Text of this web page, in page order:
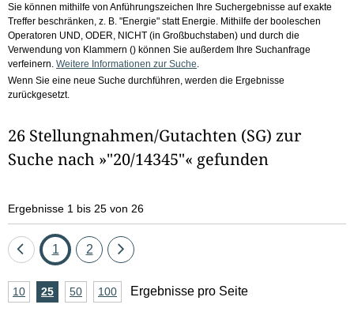
Sie können mithilfe von Anführungszeichen Ihre Suchergebnisse auf exakte
Treffer beschränken, z. B. "Energie" statt Energie. Mithilfe der booleschen
Operatoren UND, ODER, NICHT (in Großbuchstaben) und durch die
Verwendung von Klammern () können Sie außerdem Ihre Suchanfrage
verfeinern. Weitere Informationen zur Suche
Wenn Sie eine neue Suche durchführen, werden die Ergebnisse
zurückgesetzt.
26 Stellungnahmen/Gutachten (SG) zur
Suche nach »"20/14345"« gefunden
Ergebnisse 1 bis 25 von 26
Eine
zurück
Seite
1 Seite
2
Eine
vor
A10Ergebnisse
25Ergebnisse
50Ergebnisse
100Ergebnisse
Ergebnisse pro Seite